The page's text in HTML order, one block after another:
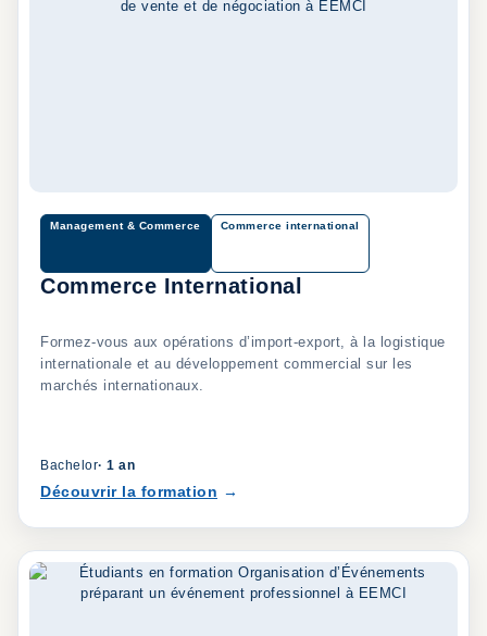
Management & Commerce Commerce international
Commerce International
Formez-vous aux opérations d’import-export, à la logistique
internationale et au développement commercial sur les
marchés internationaux.
Bachelor· 1 an
Découvrir la formation